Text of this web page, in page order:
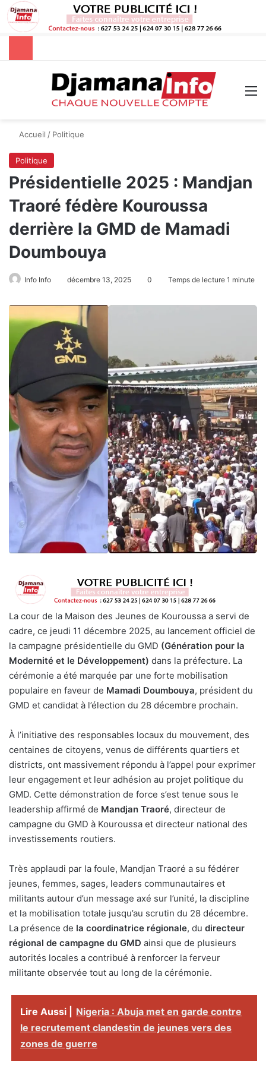
Rechercher
Accueil / Politique
Politique
Présidentielle 2025 : Mandjan
Traoré fédère Kouroussa
derrière la GMD de Mamadi
Doumbouya
Info Info décembre 13, 2025 0 Temps de lecture 1 minute
La cour de la Maison des Jeunes de Kouroussa a servi de
cadre, ce jeudi 11 décembre 2025, au lancement officiel de
la campagne présidentielle du GMD (Génération pour la
Modernité et le Développement) dans la préfecture. La
cérémonie a été marquée par une forte mobilisation
populaire en faveur de Mamadi Doumbouya, président du
GMD et candidat à l’élection du 28 décembre prochain.
À l’initiative des responsables locaux du mouvement, des
centaines de citoyens, venus de différents quartiers et
districts, ont massivement répondu à l’appel pour exprimer
leur engagement et leur adhésion au projet politique du
GMD. Cette démonstration de force s’est tenue sous le
leadership affirmé de Mandjan Traoré, directeur de
campagne du GMD à Kouroussa et directeur national des
investissements routiers.
Très applaudi par la foule, Mandjan Traoré a su fédérer
jeunes, femmes, sages, leaders communautaires et
militants autour d’un message axé sur l’unité, la discipline
et la mobilisation totale jusqu’au scrutin du 28 décembre.
La présence de la coordinatrice régionale, du directeur
régional de campagne du GMD ainsi que de plusieurs
autorités locales a contribué à renforcer la ferveur
militante observée tout au long de la cérémonie.
Lire Aussi |
Nigeria : Abuja met en garde contre
le recrutement clandestin de jeunes vers des
zones de guerre